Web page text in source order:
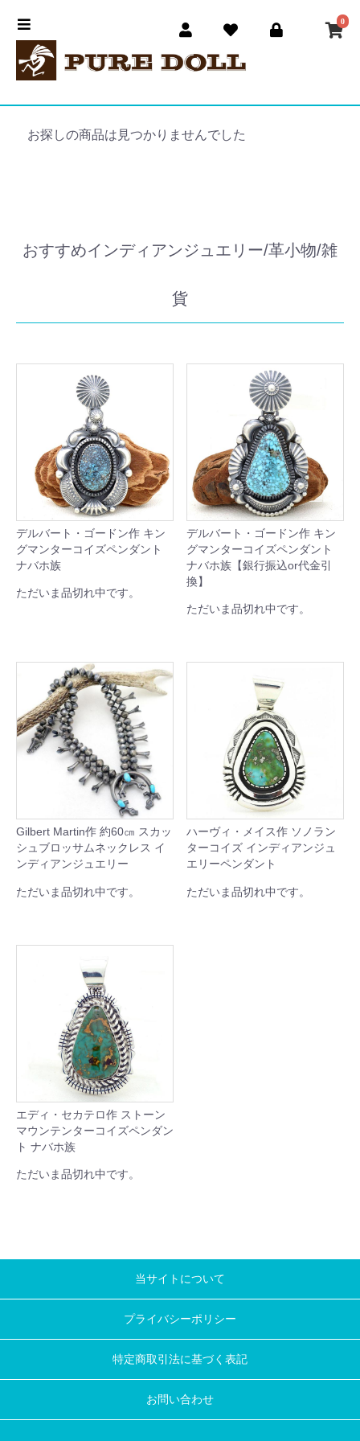
0
お探しの商品は見つかりませんでした
おすすめインディアンジュエリー/革小物/雑
貨
デルバート・ゴードン作 キン
グマンターコイズペンダント
ナバホ族
ただいま品切れ中です。
デルバート・ゴードン作 キン
グマンターコイズペンダント
ナバホ族【銀行振込or代金引
換】
ただいま品切れ中です。
Gilbert Martin作 約60㎝ スカッ
シュブロッサムネックレス イ
ンディアンジュエリー
ただいま品切れ中です。
ハーヴィ・メイス作 ソノラン
ターコイズ インディアンジュ
エリーペンダント
ただいま品切れ中です。
エディ・セカテロ作 ストーン
マウンテンターコイズペンダン
ト ナバホ族
ただいま品切れ中です。
当サイトについて
プライバシーポリシー
特定商取引法に基づく表記
お問い合わせ